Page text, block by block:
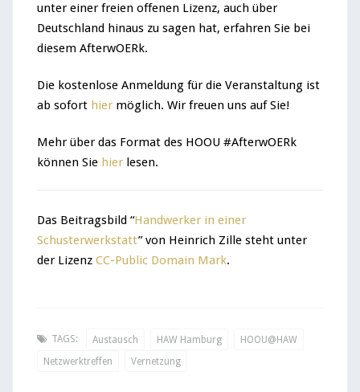
unter einer freien offenen Lizenz, auch über
Deutschland hinaus zu sagen hat, erfahren Sie bei
diesem AfterwOERk.
Die kostenlose Anmeldung für die Veranstaltung ist
ab sofort hier möglich. Wir freuen uns auf Sie!
Mehr über das Format des HOOU #AfterwOERk
können Sie hier lesen.
Das Beitragsbild “Handwerker in einer
Schusterwerkstatt” von Heinrich Zille steht unter
der Lizenz CC-Public Domain Mark.
TAGS: Austausch HAW Hamburg
HOOU@HAW
Netzwerktreffen
Vernetzung